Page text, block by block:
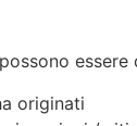
originati